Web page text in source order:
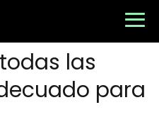
las
para